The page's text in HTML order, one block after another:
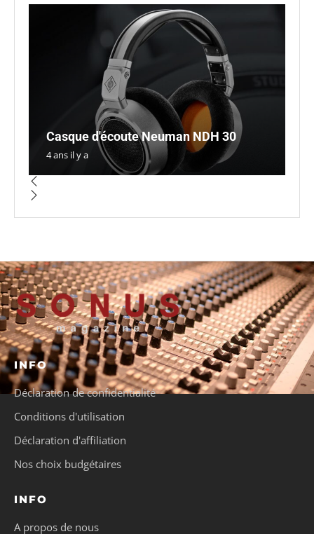
Casque d'écoute Neuman NDH 30
4 ans il y a
INFO
Déclaration de confidentialité
Conditions d'utilisation
Déclaration d'affiliation
Nos choix budgétaires
INFO
A propos de nous